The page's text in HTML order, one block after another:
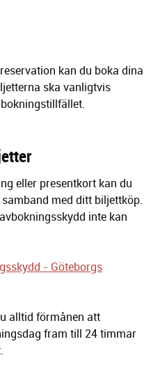
kan du boka dina
ska vanligtvis
eller presentkort kan du
med ditt biljettköp.
inte kan
- Göteborgs
alltid förmånen att
fram till 24 timmar